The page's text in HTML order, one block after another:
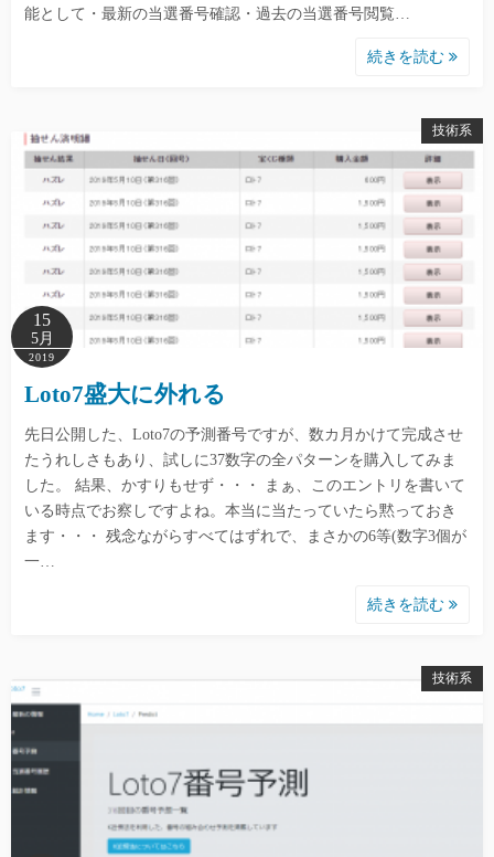
能として・最新の当選番号確認・過去の当選番号閲覧…
続きを読む
技術系
15
5月
2019
Loto7盛大に外れる
先日公開した、Loto7の予測番号ですが、数カ月かけて完成させ
たうれしさもあり、試しに37数字の全パターンを購入してみま
した。 結果、かすりもせず・・・ まぁ、このエントリを書いて
いる時点でお察しですよね。本当に当たっていたら黙っておき
ます・・・ 残念ながらすべてはずれで、まさかの6等(数字3個が
一…
続きを読む
技術系